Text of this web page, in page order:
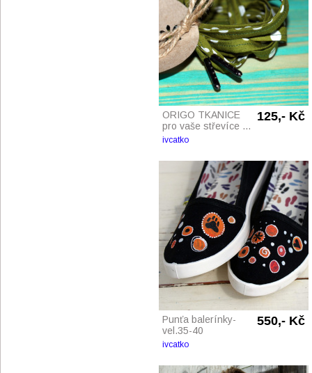
ORIGO TKANICE
pro vaše střevíce ...
125,- Kč
ivcatko
Punťa balerínky-
vel.35-40
550,- Kč
ivcatko